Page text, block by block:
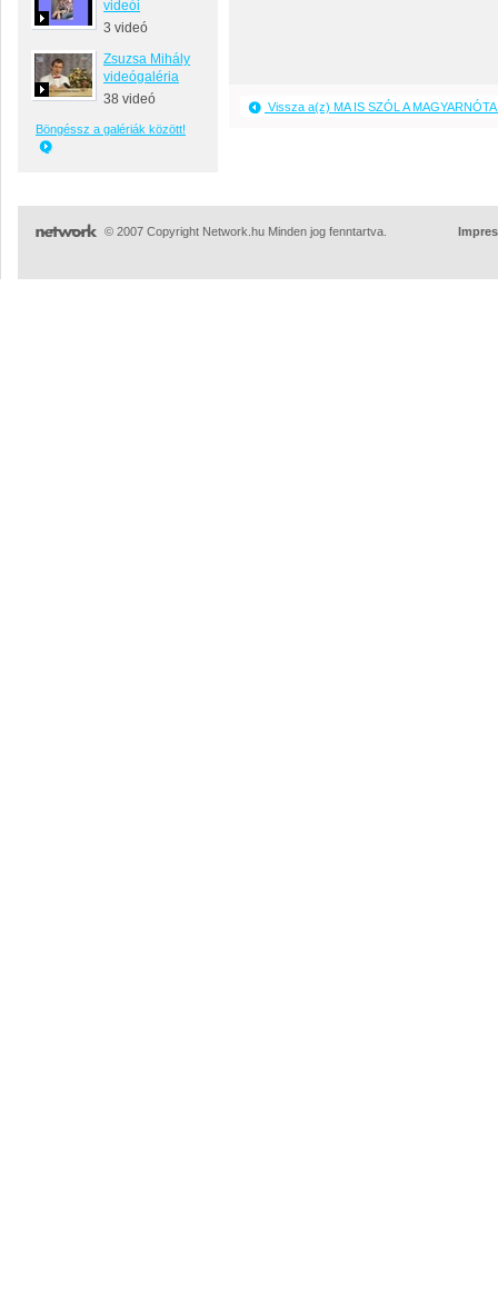
videói
3 videó
Zsuzsa Mihály
videógaléria
38 videó
Böngéssz a galériák között!
Vissza a(z) MA IS SZÓL A
© 2007 Copyright Network.hu Minden jog fenntartva.